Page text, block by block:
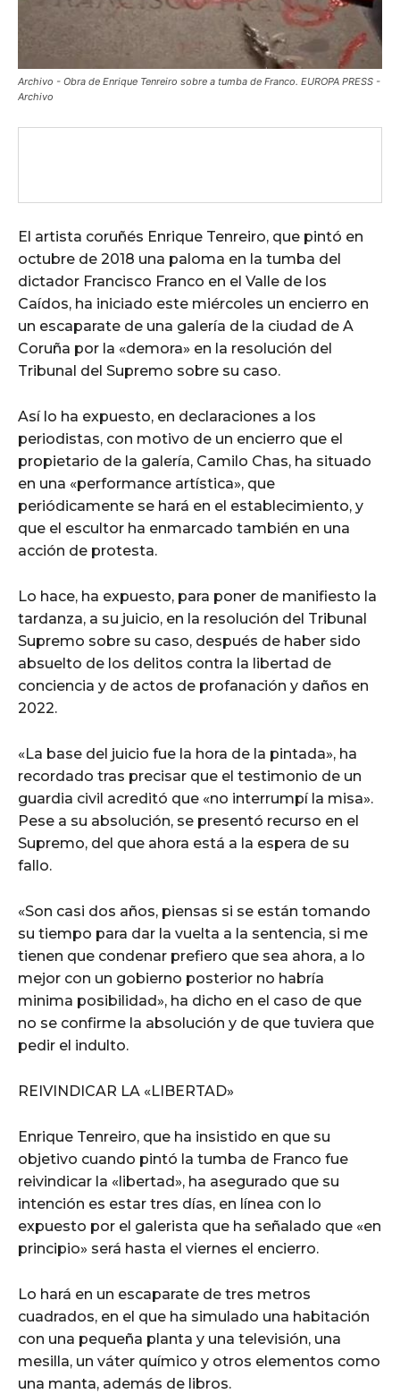
Archivo - Obra de Enrique Tenreiro sobre a tumba de Franco. EUROPA PRESS -
Archivo
El artista coruñés Enrique Tenreiro, que pintó en
octubre de 2018 una paloma en la tumba del
dictador Francisco Franco en el Valle de los
Caídos, ha iniciado este miércoles un encierro en
un escaparate de una galería de la ciudad de A
Coruña por la «demora» en la resolución del
Tribunal del Supremo sobre su caso.
Así lo ha expuesto, en declaraciones a los
periodistas, con motivo de un encierro que el
propietario de la galería, Camilo Chas, ha situado
en una «performance artística», que
periódicamente se hará en el establecimiento, y
que el escultor ha enmarcado también en una
acción de protesta.
Lo hace, ha expuesto, para poner de manifiesto la
tardanza, a su juicio, en la resolución del Tribunal
Supremo sobre su caso, después de haber sido
absuelto de los delitos contra la libertad de
conciencia y de actos de profanación y daños en
2022.
«La base del juicio fue la hora de la pintada», ha
recordado tras precisar que el testimonio de un
guardia civil acreditó que «no interrumpí la misa».
Pese a su absolución, se presentó recurso en el
Supremo, del que ahora está a la espera de su
fallo.
«Son casi dos años, piensas si se están tomando
su tiempo para dar la vuelta a la sentencia, si me
tienen que condenar prefiero que sea ahora, a lo
mejor con un gobierno posterior no habría
minima posibilidad», ha dicho en el caso de que
no se confirme la absolución y de que tuviera que
pedir el indulto.
REIVINDICAR LA «LIBERTAD»
Enrique Tenreiro, que ha insistido en que su
objetivo cuando pintó la tumba de Franco fue
reivindicar la «libertad», ha asegurado que su
intención es estar tres días, en línea con lo
expuesto por el galerista que ha señalado que «en
principio» será hasta el viernes el encierro.
Lo hará en un escaparate de tres metros
cuadrados, en el que ha simulado una habitación
con una pequeña planta y una televisión, una
mesilla, un váter químico y otros elementos como
una manta, además de libros.